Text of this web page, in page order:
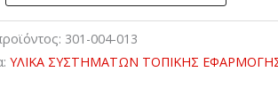
301-004-013
ΥΛΙΚΑ ΣΥΣΤΗΜΑΤΩΝ ΤΟΠΙΚΗΣ